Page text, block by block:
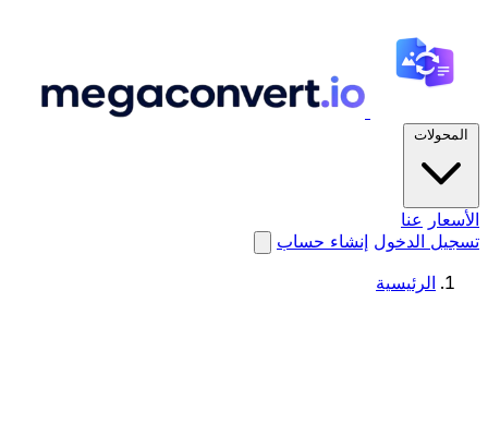
المحولات
الأسعار عنا
تسجيل الدخول إنشاء حساب
الرئيسية